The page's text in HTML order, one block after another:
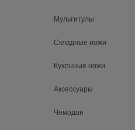
Мультитулы
Складные ножи
Кухонные ножи
Аксессуары
Чемодан